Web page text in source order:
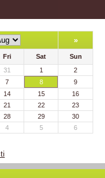
»
Fri Sat
Sun
31 1
2
7 8
9
14 15
16
21 22
23
28 29
30
4 5 6